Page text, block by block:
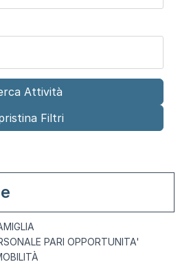
PARI OPPORTUNITA'